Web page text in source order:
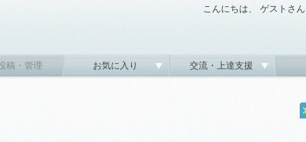
こんにちは、 ゲストさん
稿・管理 お気に入り 交流・上達支援